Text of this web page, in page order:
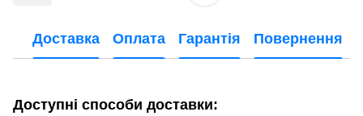
Доставка Оплата Гарантія Повернення
Доступні способи доставки: